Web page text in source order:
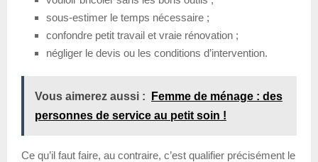
sous-estimer le temps nécessaire ;
confondre petit travail et vraie rénovation ;
négliger le devis ou les conditions d’intervention.
Vous aimerez aussi :
Femme de ménage : des
personnes de service au petit soin !
Ce qu’il faut faire, au contraire, c’est qualifier précisément le